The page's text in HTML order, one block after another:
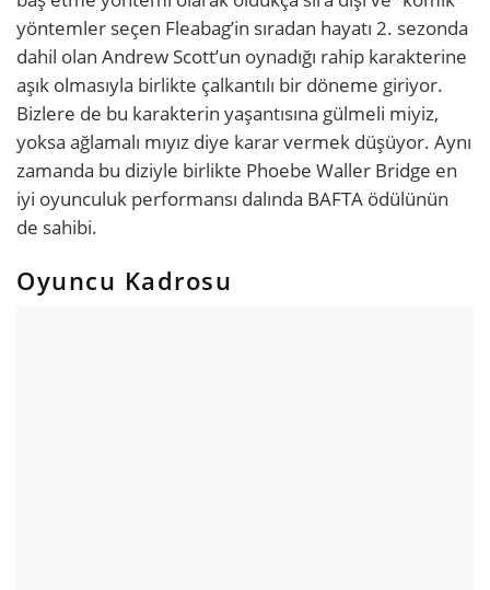
yöntemler seçen Fleabag’in sıradan hayatı 2. sezonda
dahil olan Andrew Scott’un oynadığı rahip karakterine
aşık olmasıyla birlikte çalkantılı bir döneme giriyor.
Bizlere de bu karakterin yaşantısına gülmeli miyiz,
yoksa ağlamalı mıyız diye karar vermek düşüyor. Aynı
zamanda bu diziyle birlikte Phoebe Waller Bridge en
iyi oyunculuk performansı dalında BAFTA ödülünün
de sahibi.
Oyuncu Kadrosu